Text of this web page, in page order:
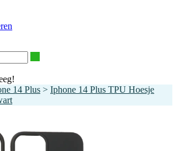
14 Plus > Iphone 14 Plus TPU Hoesje